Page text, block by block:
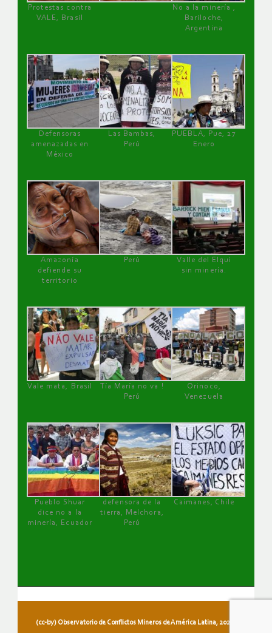
Protestas contra
VALE, Brasil
No a la minería ,
Bariloche,
Argentina
Defensoras
amenazadas en
México
Las Bambas,
Perú
PUEBLA, Pue, 27
Enero
Amazonía
defiende su
territorio
Perú
Valle del Elqui
sin minería.
Vale mata, Brasil
Tía María no va !
Perú
Orinoco,
Venezuela
Pueblo Shuar
dice no a la
minería, Ecuador
defensora de la
tierra, Melchora,
Perú
Caimanes, Chile
(cc-by) Observatorio de Conflictos Mineros de América Latina, 2026